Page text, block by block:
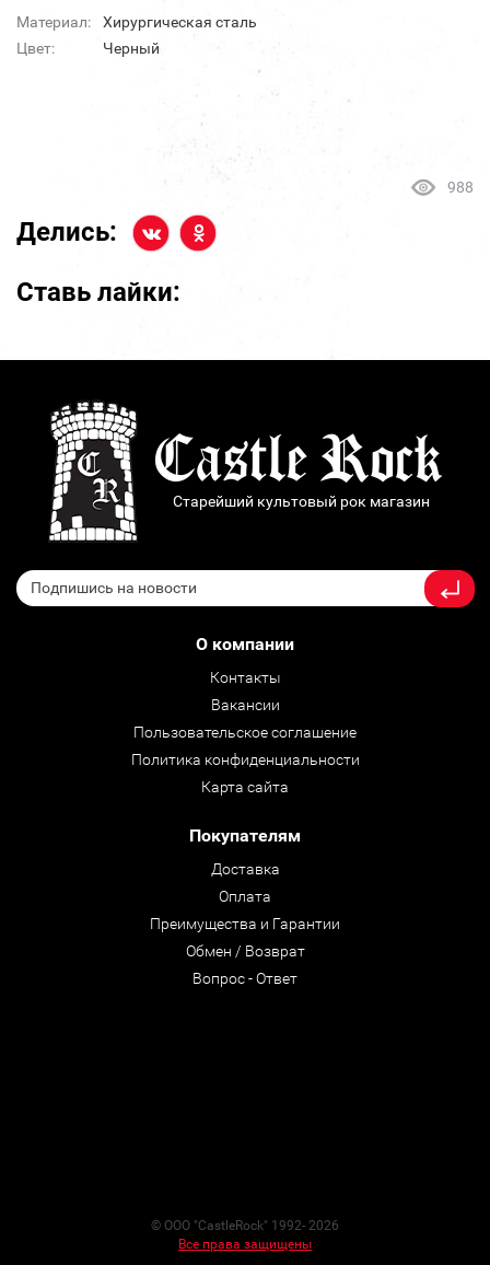
Материал:
Хирургическая сталь
Цвет:
Черный
988
Делись:
Ставь лайки:
Старейший культовый рок магазин
О компании
Контакты
Вакансии
Пользовательское соглашение
Политика конфиденциальности
Карта сайта
Покупателям
Доставка
Оплата
Преимущества и Гарантии
Обмен / Возврат
Вопрос - Ответ
© ООО "CastleRock" 1992- 2026
Все права защищены